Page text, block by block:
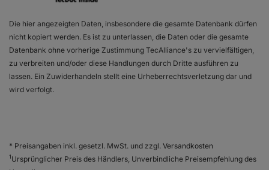
Die hier angezeigten Daten, insbesondere die gesamte Datenbank dürfen
nicht kopiert werden. Es ist zu unterlassen, die Daten oder die gesamte
Datenbank ohne vorherige Zustimmung TecAlliance's zu vervielfältigen,
zu verbreiten und/oder diese Handlungen durch Dritte ausführen zu
lassen. Ein Zuwiderhandeln stellt eine Urheberrechtsverletzung dar und
wird verfolgt.
* Preisangaben inkl. gesetzl. MwSt. und zzgl. Versandkosten
1Ursprünglicher Preis des Händlers, Unverbindliche Preisempfehlung des